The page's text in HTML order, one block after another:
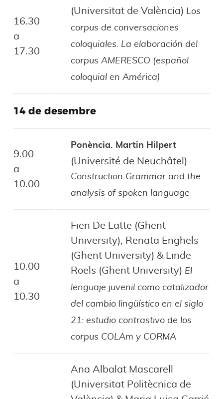
16.30
a
17.30
(Universitat de València) Los
corpus de conversaciones
coloquiales. La elaboración del
corpus AMERESCO (español
coloquial en América)
14 de desembre
9.00
a
10.00
Ponència. Martin Hilpert
(Université de Neuchâtel)
Construction Grammar and the
analysis of spoken language
10.00
a
10.30
Fien De Latte (Ghent
University), Renata Enghels
(Ghent University) & Linde
Roels (Ghent University) El
lenguaje juvenil como catalizador
del cambio lingüístico en el siglo
21: estudio contrastivo de los
corpus COLAm y CORMA
Ana Albalat Mascarell
(Universitat Politècnica de